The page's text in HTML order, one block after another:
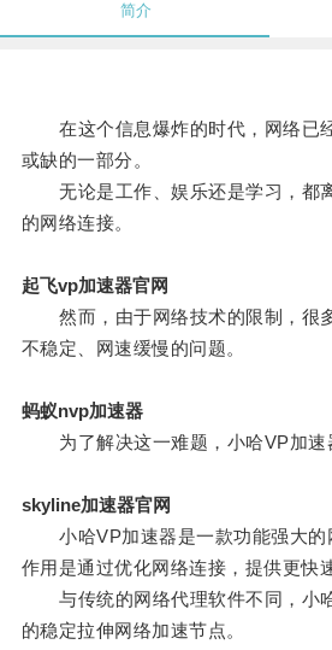
简介
在这个信息爆炸的时代，网络已
或缺的一部分。
无论是工作、娱乐还是学习，都
的网络连接。
起飞vp加速器官网
然而，由于网络技术的限制，很
不稳定、网速缓慢的问题。
蚂蚁nvp加速器
为了解决这一难题，小哈VP加速
skyline加速器官网
小哈VP加速器是一款功能强大的
作用是通过优化网络连接，提供更快
与传统的网络代理软件不同，小
的稳定拉伸网络加速节点。